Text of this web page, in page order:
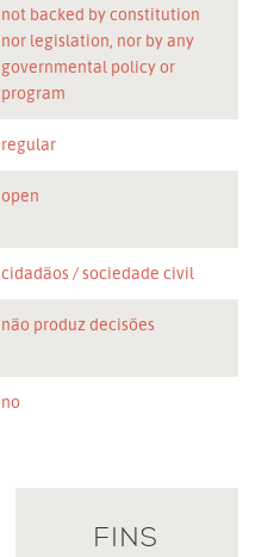
not backed by constitution
nor legislation, nor by any
governmental policy or
program
regular
open
cidadãos sociedade civil
não produz decisões
no
FINS